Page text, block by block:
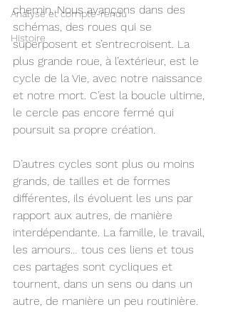
Analyse et compte-rendu
Histoire
chemin. Nous avançons dans des
schémas, des roues qui se
superposent et s’entrecroisent. La
plus grande roue, à l’extérieur, est le
cycle de la Vie, avec notre naissance
et notre mort. C’est la boucle ultime,
le cercle pas encore fermé qui
poursuit sa propre création.
D’autres cycles sont plus ou moins
grands, de tailles et de formes
différentes, ils évoluent les uns par
rapport aux autres, de manière
interdépendante. La famille, le travail,
les amours… tous ces liens et tous
ces partages sont cycliques et
tournent, dans un sens ou dans un
autre, de manière un peu routinière.